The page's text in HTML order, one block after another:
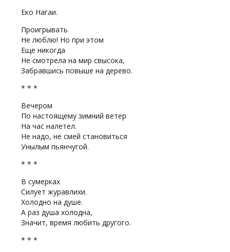
Еко Нагаи.
Проигрывать
Не люблю! Но при этом
Еще никогда
Не смотрела на мир свысока,
Забравшись повыше на дерево.
* * *
Вечером
По настоящему зимний ветер
На час налетел.
Не надо, не смей становиться
Унылым пьянчугой.
* * *
В сумерках
Силует журавлихи.
Холодно на душе.
А раз душа холодна,
Значит, время любить другого.
* * *